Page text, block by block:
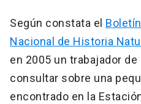
Según constata el
Nacional de Historia
en 2005 un trabajador de
consultar sobre una
encontrado en la